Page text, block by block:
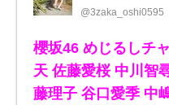
@3zaka_oshi0595
櫻坂46 めじるしチ
天 佐藤愛桜 中川智
藤理子 谷口愛季 中